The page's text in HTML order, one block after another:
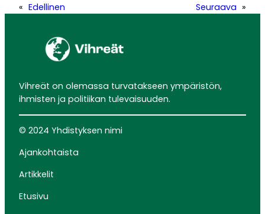
« Edellinen Seuraava »
Vihreät on olemassa turvatakseen ympäristön,
ihmisten ja politiikan tulevaisuuden.
© 2024 Yhdistyksen nimi
Ajankohtaista
Artikkelit
Etusivu